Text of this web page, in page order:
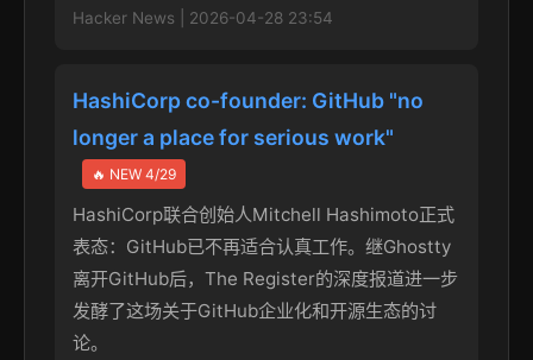
Hacker News | 2026-04-28 23:54
HashiCorp co-founder: GitHub "no
longer a place for serious work"
🔥 NEW 4/29
HashiCorp联合创始人Mitchell Hashimoto正式
表态：GitHub已不再适合认真工作。继Ghostty
离开GitHub后，The Register的深度报道进一步
发酵了这场关于GitHub企业化和开源生态的讨
论。